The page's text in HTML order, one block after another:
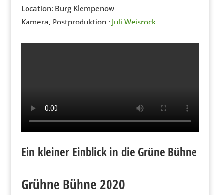
Location: Burg Klempenow
Kamera, Postproduktion : Juli Weisrock
Ein kleiner Einblick in die Grüne Bühne
Grühne Bühne 2020